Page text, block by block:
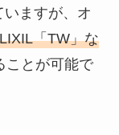
ますが、オ
「TW」な
ことが可能で